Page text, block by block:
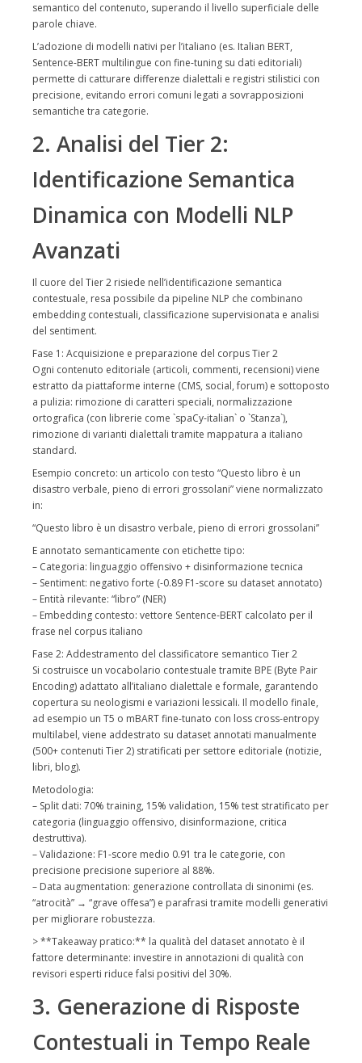
semantico del contenuto, superando il livello superficiale delle
parole chiave.
L’adozione di modelli nativi per l’italiano (es. Italian BERT,
Sentence-BERT multilingue con fine-tuning su dati editoriali)
permette di catturare differenze dialettali e registri stilistici con
precisione, evitando errori comuni legati a sovrapposizioni
semantiche tra categorie.
2. Analisi del Tier 2:
Identificazione Semantica
Dinamica con Modelli NLP
Avanzati
Il cuore del Tier 2 risiede nell’identificazione semantica
contestuale, resa possibile da pipeline NLP che combinano
embedding contestuali, classificazione supervisionata e analisi
del sentiment.
Fase 1: Acquisizione e preparazione del corpus Tier 2
Ogni contenuto editoriale (articoli, commenti, recensioni) viene
estratto da piattaforme interne (CMS, social, forum) e sottoposto
a pulizia: rimozione di caratteri speciali, normalizzazione
ortografica (con librerie come `spaCy-italian` o `Stanza`),
rimozione di varianti dialettali tramite mappatura a italiano
standard.
Esempio concreto: un articolo con testo “Questo libro è un
disastro verbale, pieno di errori grossolani” viene normalizzato
in:
“Questo libro è un disastro verbale, pieno di errori grossolani”
E annotato semanticamente con etichette tipo:
– Categoria: linguaggio offensivo + disinformazione tecnica
– Sentiment: negativo forte (-0.89 F1-score su dataset annotato)
– Entità rilevante: “libro” (NER)
– Embedding contesto: vettore Sentence-BERT calcolato per il
frase nel corpus italiano
Fase 2: Addestramento del classificatore semantico Tier 2
Si costruisce un vocabolario contestuale tramite BPE (Byte Pair
Encoding) adattato all’italiano dialettale e formale, garantendo
copertura su neologismi e variazioni lessicali. Il modello finale,
ad esempio un T5 o mBART fine-tunato con loss cross-entropy
multilabel, viene addestrato su dataset annotati manualmente
(500+ contenuti Tier 2) stratificati per settore editoriale (notizie,
libri, blog).
Metodologia:
– Split dati: 70% training, 15% validation, 15% test stratificato per
categoria (linguaggio offensivo, disinformazione, critica
destruttiva).
– Validazione: F1-score medio 0.91 tra le categorie, con
precisione precisione superiore al 88%.
– Data augmentation: generazione controllata di sinonimi (es.
“atrocità” → “grave offesa”) e parafrasi tramite modelli generativi
per migliorare robustezza.
> **Takeaway pratico:** la qualità del dataset annotato è il
fattore determinante: investire in annotazioni di qualità con
revisori esperti riduce falsi positivi del 30%.
3. Generazione di Risposte
Contestuali in Tempo Reale